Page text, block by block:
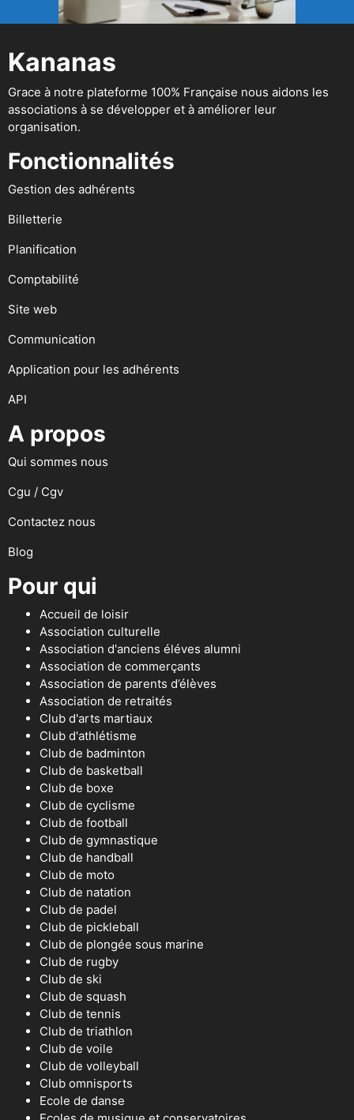
Kananas
Grace à notre plateforme 100% Française nous aidons les
associations à se développer et à améliorer leur
organisation.
Fonctionnalités
Gestion des adhérents
Billetterie
Planification
Comptabilité
Site web
Communication
Application pour les adhérents
API
A propos
Qui sommes nous
Cgu / Cgv
Contactez nous
Blog
Pour qui
Accueil de loisir
Association culturelle
Association d'anciens éléves alumni
Association de commerçants
Association de parents d’élèves
Association de retraités
Club d'arts martiaux
Club d'athlétisme
Club de badminton
Club de basketball
Club de boxe
Club de cyclisme
Club de football
Club de gymnastique
Club de handball
Club de moto
Club de natation
Club de padel
Club de pickleball
Club de plongée sous marine
Club de rugby
Club de ski
Club de squash
Club de tennis
Club de triathlon
Club de voile
Club de volleyball
Club omnisports
Ecole de danse